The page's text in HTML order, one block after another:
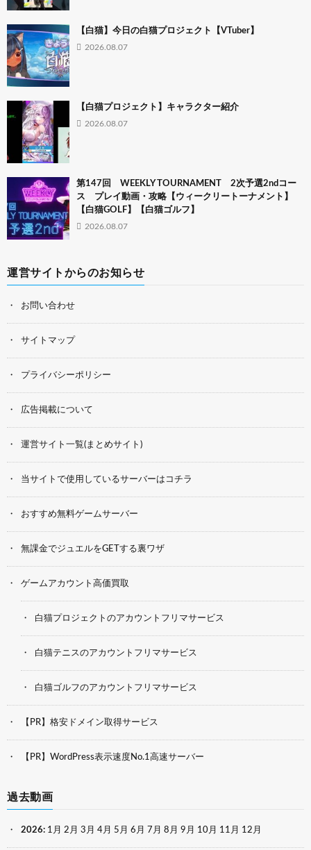
【白猫】今日の白猫プロジェクト【VTuber】
2026.08.07
【白猫プロジェクト】キャラクター紹介
2026.08.07
第147回 WEEKLY TOURNAMENT 2次予選2ndコー
ス プレイ動画・攻略【ウィークリートーナメント】
【白猫GOLF】【白猫ゴルフ】
2026.08.07
運営サイトからのお知らせ
お問い合わせ
サイトマップ
プライバシーポリシー
広告掲載について
運営サイト一覧(まとめサイト)
当サイトで使用しているサーバーはコチラ
おすすめ無料ゲームサーバー
無課金でジュエルをGETする裏ワザ
ゲームアカウント高価買取
白猫プロジェクトのアカウントフリマサービス
白猫テニスのアカウントフリマサービス
白猫ゴルフのアカウントフリマサービス
【PR】格安ドメイン取得サービス
【PR】WordPress表示速度No.1高速サーバー
過去動画
2026: 1月 2月 3月 4月 5月 6月 7月 8月 9月 10月 11月 12月